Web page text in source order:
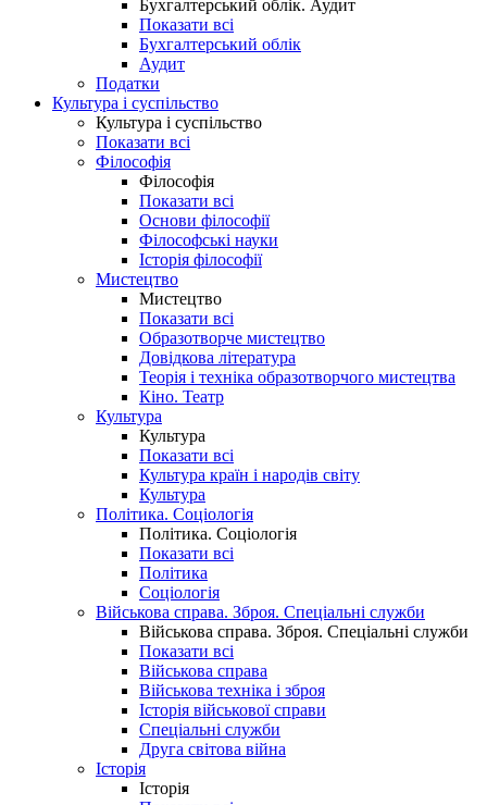
Бухгалтерський облік. Аудит
Показати всі
Бухгалтерський облік
Аудит
Податки
Культура і суспільство
Культура і суспільство
Показати всі
Філософія
Філософія
Показати всі
Основи філософії
Філософські науки
Історія філософії
Мистецтво
Мистецтво
Показати всі
Образотворче мистецтво
Довідкова література
Теорія і техніка образотворчого мистецтва
Кіно. Театр
Культура
Культура
Показати всі
Культура країн і народів світу
Культура
Політика. Соціологія
Політика. Соціологія
Показати всі
Політика
Соціологія
Військова справа. Зброя. Спеціальні служби
Військова справа. Зброя. Спеціальні служби
Показати всі
Військова справа
Військова техніка і зброя
Історія військової справи
Спеціальні служби
Друга світова війна
Історія
Історія